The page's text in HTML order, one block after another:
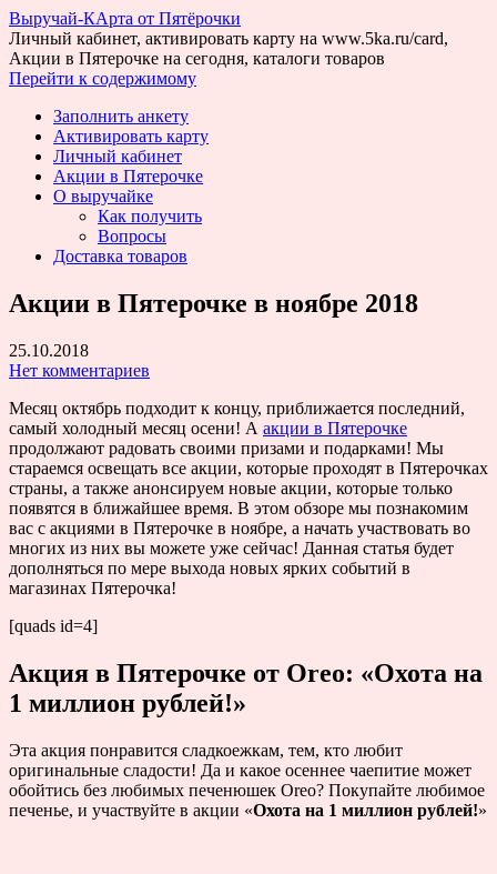
Выручай-КАрта от Пятёрочки
Личный кабинет, активировать карту на www.5ka.ru/card,
Акции в Пятерочке на сегодня, каталоги товаров
Перейти к содержимому
Заполнить анкету
Активировать карту
Личный кабинет
Акции в Пятерочке
О выручайке
Как получить
Вопросы
Доставка товаров
Акции в Пятерочке в ноябре 2018
25.10.2018
Нет комментариев
Месяц октябрь подходит к концу, приближается последний,
самый холодный месяц осени! А акции в Пятерочке
продолжают радовать своими призами и подарками! Мы
стараемся освещать все акции, которые проходят в Пятерочках
страны, а также анонсируем новые акции, которые только
появятся в ближайшее время. В этом обзоре мы познакомим
вас с акциями в Пятерочке в ноябре, а начать участвовать во
многих из них вы можете уже сейчас! Данная статья будет
дополняться по мере выхода новых ярких событий в
магазинах Пятерочка!
[quads id=4]
Акция в Пятерочке от Oreo: «Охота на
1 миллион рублей!»
Эта акция понравится сладкоежкам, тем, кто любит
оригинальные сладости! Да и какое осеннее чаепитие может
обойтись без любимых печенюшек Oreo? Покупайте любимое
печенье, и участвуйте в акции «Охота на 1 миллион рублей!»